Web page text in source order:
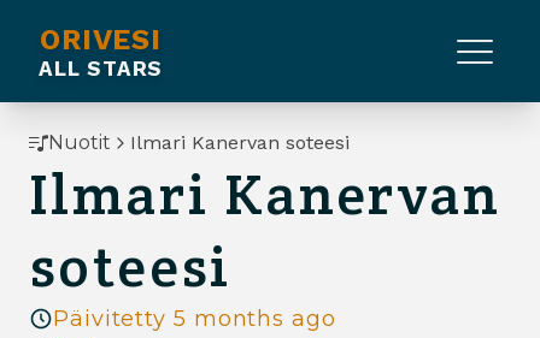
ORIVESI
ALL STARS
Nuotit Ilmari Kanervan soteesi
Ilmari Kanervan
soteesi
Päivitetty 5 months ago